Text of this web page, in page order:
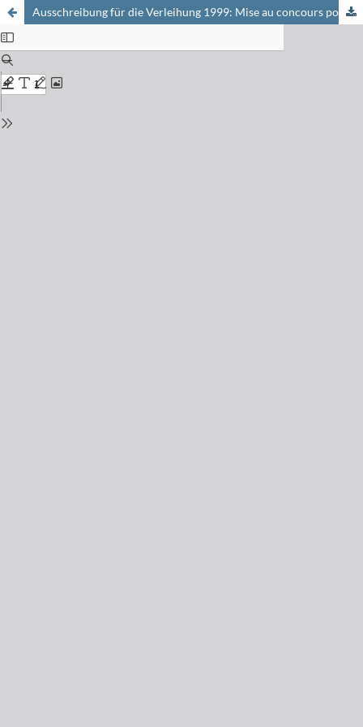
Ausschreibung für die Verleihung 1999: Mise au concours pour 1999